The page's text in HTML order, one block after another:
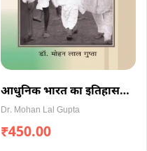
आधुनिक भारत का इतिहास
(पेपरबैक)
Dr. Mohan Lal Gupta
₹450.00